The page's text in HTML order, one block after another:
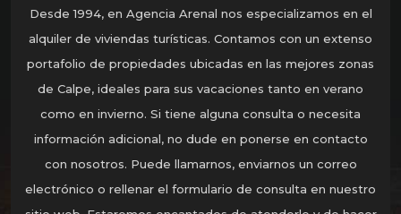
Desde 1994, en Agencia Arenal nos especializamos en el
alquiler de viviendas turísticas. Contamos con un extenso
portafolio de propiedades ubicadas en las mejores zonas
de Calpe, ideales para sus vacaciones tanto en verano
como en invierno. Si tiene alguna consulta o necesita
información adicional, no dude en ponerse en contacto
con nosotros. Puede llamarnos, enviarnos un correo
electrónico o rellenar el formulario de consulta en nuestro